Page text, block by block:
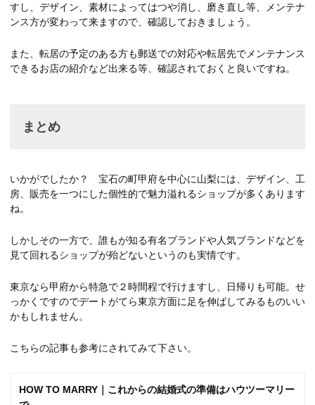
すし、デザイン、素材によってはつや消し、磨き直し等、メンテナ
ンス方が変わって来ますので、確認しておきましょう。
また、転居の予定のある方も郵送での対応や転居先でメンテナンス
できるお店の紹介など出来る等、確認されておくと良いですね。
まとめ
いかがでしたか？ 宝石の町甲府を中心に山梨には、デザイン、工
房、販売を一つにした個性的で魅力溢れるショップが多くあります
ね。
しかしその一方で、誰もが知る有名ブランドや人気ブランドなどを
見て回れるショップが殆どないというのも実情です。
東京なら甲府から特急で２時間程で行けますし、日帰りも可能。せ
っかくですのでデートがてら東京方面に足を伸ばしてみるものいい
かもしれません。
こちらの記事も参考にされてみて下さい。
HOW TO MARRY｜これからの結婚式の準備はハウツーマリー